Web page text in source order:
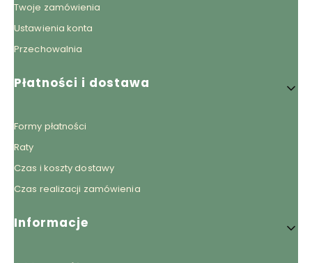
Twoje zamówienia
Ustawienia konta
Przechowalnia
Płatności i dostawa
Formy płatności
Raty
Czas i koszty dostawy
Czas realizacji zamówienia
Informacje